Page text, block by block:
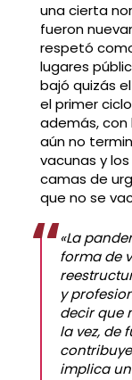
una cierta
fueron
respetó
lugares
bajó quizás
el primer
además, con
aún no
vacunas y
camas de
que no se
«La
forma de
y
decir que
la vez, de
implica